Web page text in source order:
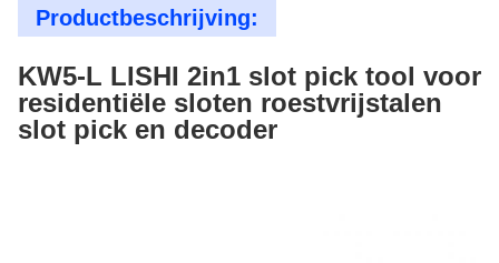
Productbeschrijving:
KW5-L LISHI 2in1 slot pick tool voor
residentiële sloten roestvrijstalen
slot pick en decoder